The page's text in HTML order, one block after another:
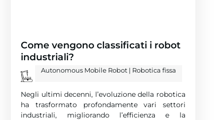
Come vengono classificati i robot
industriali?
Autonomous Mobile Robot | Robotica fissa
Negli ultimi decenni, l’evoluzione della robotica
ha trasformato profondamente vari settori
industriali, migliorando l’efficienza e la